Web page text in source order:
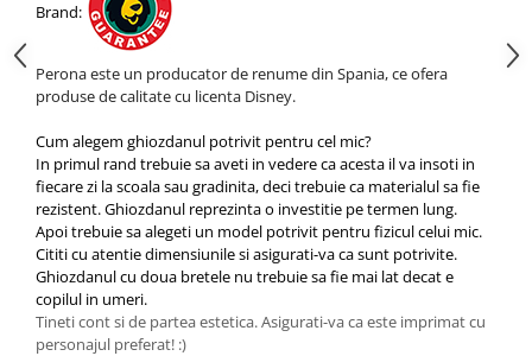
Brand:
Perona este un producator de renume din Spania, ce ofera
produse de calitate cu licenta Disney.
Cum alegem ghiozdanul potrivit pentru cel mic?
In primul rand trebuie sa aveti in vedere ca acesta il va insoti in
fiecare zi la scoala sau gradinita, deci trebuie ca materialul sa fie
rezistent. Ghiozdanul reprezinta o investitie pe termen lung.
Apoi trebuie sa alegeti un model potrivit pentru fizicul celui mic.
Cititi cu atentie dimensiunile si asigurati-va ca sunt potrivite.
Ghiozdanul cu doua bretele nu trebuie sa fie mai lat decat e
copilul in umeri.
Tineti cont si de partea estetica. Asigurati-va ca este imprimat cu
personajul preferat! :)